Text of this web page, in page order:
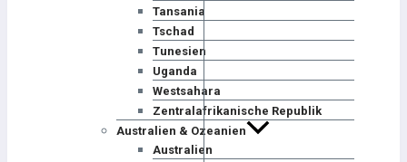
Tansania
Tschad
Tunesien
Uganda
Westsahara
Zentralafrikanische Republik
Australien & Ozeanien
Australien